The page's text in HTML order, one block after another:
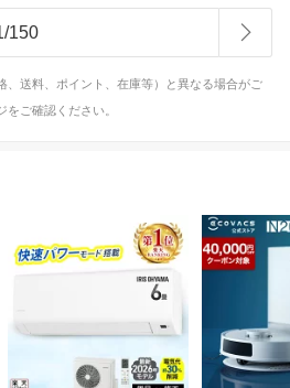
/150
送料、ポイント、在庫等）と異なる場合がご
ご確認ください。